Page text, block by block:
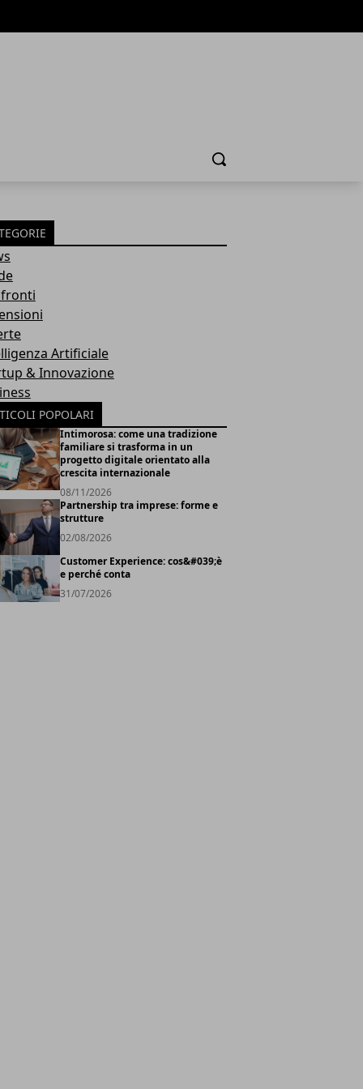
Cerca
Artificiale
& Innovazione
POPOLARI
Intimorosa: come una tradizione
familiare si trasforma in un
progetto digitale orientato alla
crescita internazionale
08/11/2026
Partnership tra imprese: forme e
strutture
02/08/2026
Customer Experience: cos&#039;è
e perché conta
31/07/2026